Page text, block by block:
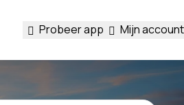
Probeer app Mijn account